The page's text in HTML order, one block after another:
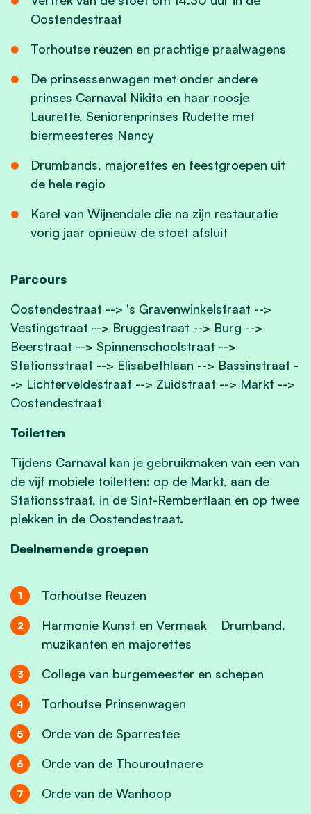
Oostendestraat
Torhoutse reuzen en prachtige praalwagens
De prinsessenwagen met onder andere
prinses Carnaval Nikita en haar roosje
Laurette, Seniorenprinses Rudette met
biermeesteres Nancy
Drumbands, majorettes en feestgroepen uit
de hele regio
Karel van Wijnendale die na zijn restauratie
vorig jaar opnieuw de stoet afsluit
Parcours
Oostendestraat --> 's Gravenwinkelstraat -->
Vestingstraat --> Bruggestraat --> Burg -->
Beerstraat --> Spinnenschoolstraat -->
Stationsstraat --> Elisabethlaan --> Bassinstraat -
-> Lichterveldestraat --> Zuidstraat --> Markt -->
Oostendestraat
Toiletten
Tijdens Carnaval kan je gebruikmaken van een van
de vijf mobiele toiletten: op de Markt, aan de
Stationsstraat, in de Sint-Rembertlaan en op twee
plekken in de Oostendestraat.
Deelnemende groepen
Torhoutse Reuzen
Harmonie Kunst en Vermaak Drumband,
muzikanten en majorettes
College van burgemeester en schepen
Torhoutse Prinsenwagen
Orde van de Sparrestee
Orde van de Thouroutnaere
Orde van de Wanhoop